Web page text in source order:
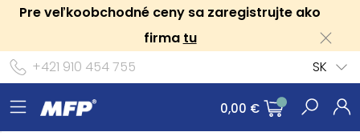
Pre veľkoobchodné ceny sa zaregistrujte ako
firma tu
+421 910 454 755
SK
0,00 €